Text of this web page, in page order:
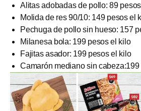
Alitas adobadas de pollo: 89
Molida de res 90/10: 149 pesos el
Pechuga de pollo sin hueso: 157
Milanesa bola: 199 pesos el kilo
Fajitas asador: 199 pesos el kilo
Camarón mediano sin